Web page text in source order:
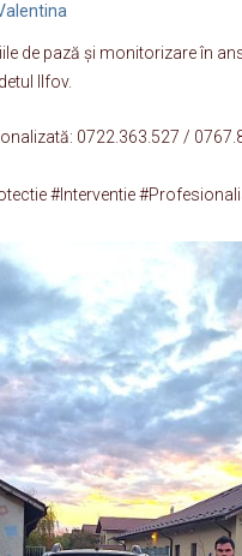
de pază și monitorizare în
Ilfov.
0722.363.527 /
#Interventie